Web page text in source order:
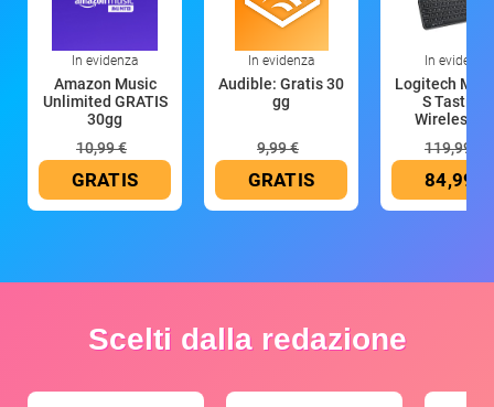
In evidenza
Amazon Music
Unlimited GRATIS
30gg
10,99 €
GRATIS
In evidenza
Audible: Gratis 30
gg
9,99 €
GRATIS
In evidenza
Logitech MX
S Tastiera
Wireless
119,99 €
84,99 €
Scelti dalla redazione